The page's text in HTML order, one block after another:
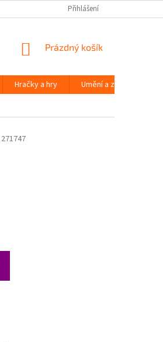
Přihlášení
NÁKUPNÍ
Prázdný košík
Hračky a hry Umění a zábava
271747